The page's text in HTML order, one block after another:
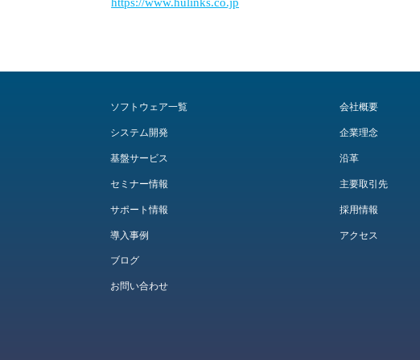
ソフトウェア一覧
システム開発
基盤サービス
セミナー情報
サポート情報
導入事例
ブログ
お問い合わせ
会社概要
企業理念
沿革
主要取引先
採用情報
アクセス